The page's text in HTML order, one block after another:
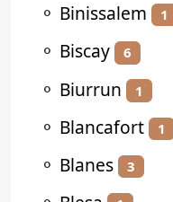
⚬ Binissalem 1
⚬ Biscay 6
⚬ Biurrun 1
⚬ Blancafort 1
⚬ Blanes 3